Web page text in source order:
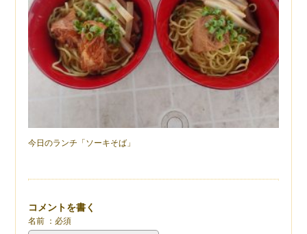
今日のランチ「ソーキそば」
コメントを書く
名前 ：必須